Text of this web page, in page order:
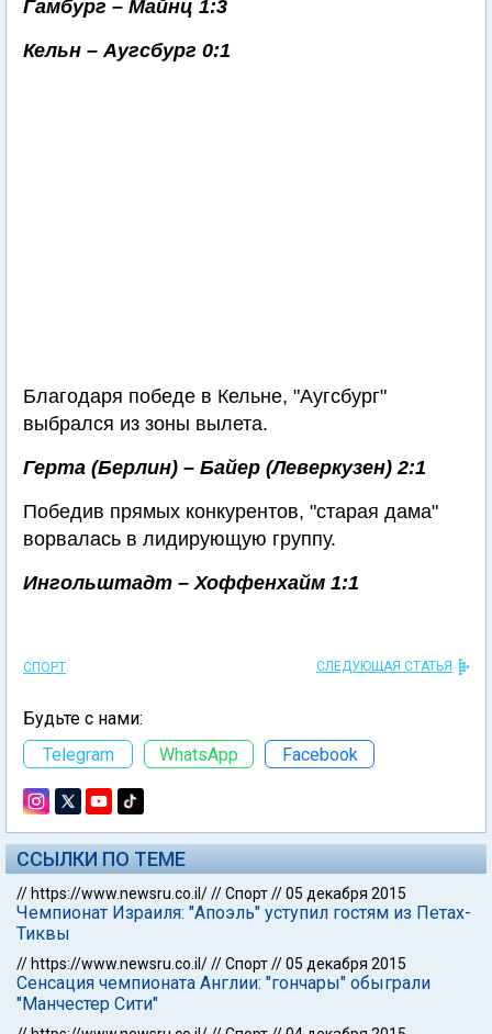
Гамбург – Майнц 1:3
Кельн – Аугсбург 0:1
Благодаря победе в Кельне, "Аугсбург"
выбрался из зоны вылета.
Герта (Берлин) – Байер (Леверкузен) 2:1
Победив прямых конкурентов, "старая дама"
ворвалась в лидирующую группу.
Ингольштадт – Хоффенхайм 1:1
СПОРТ СЛЕДУЮЩАЯ СТАТЬЯ
Будьте с нами:
Telegram
WhatsApp Facebook
ССЫЛКИ ПО ТЕМЕ
// https://www.newsru.co.il///Спорт//05 декабря 2015
Чемпионат Израиля: "Апоэль" уступил гостям из Петах-
Тиквы
// https://www.newsru.co.il///Спорт//05 декабря 2015
Сенсация чемпионата Англии: "гончары" обыграли
"Манчестер Сити"